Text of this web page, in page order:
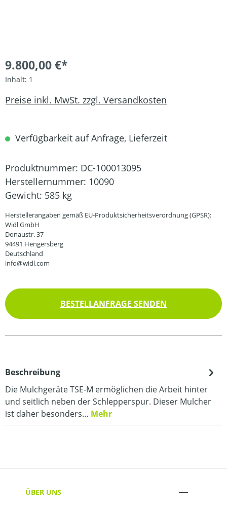
9.800,00 €*
Inhalt: 1
Preise inkl. MwSt. zzgl. Versandkosten
Verfügbarkeit auf Anfrage, Lieferzeit
Produktnummer: DC-100013095
Herstellernummer: 10090
Gewicht: 585 kg
Herstellerangaben gemäß EU-Produktsicherheitsverordnung (GPSR):
Widl GmbH
Donaustr. 37
94491 Hengersberg
Deutschland
info@widl.com
BESTELLANFRAGE SENDEN
Beschreibung
Die Mulchgeräte TSE-M ermöglichen die Arbeit hinter
und seitlich neben der Schlepperspur. Dieser Mulcher
ist daher besonders… Mehr
ÜBER UNS